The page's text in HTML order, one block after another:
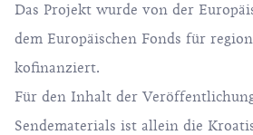
Das Projekt wurde von der
dem Europäischen Fonds für
kofinanziert.
Für den Inhalt der
Sendematerials ist allein die